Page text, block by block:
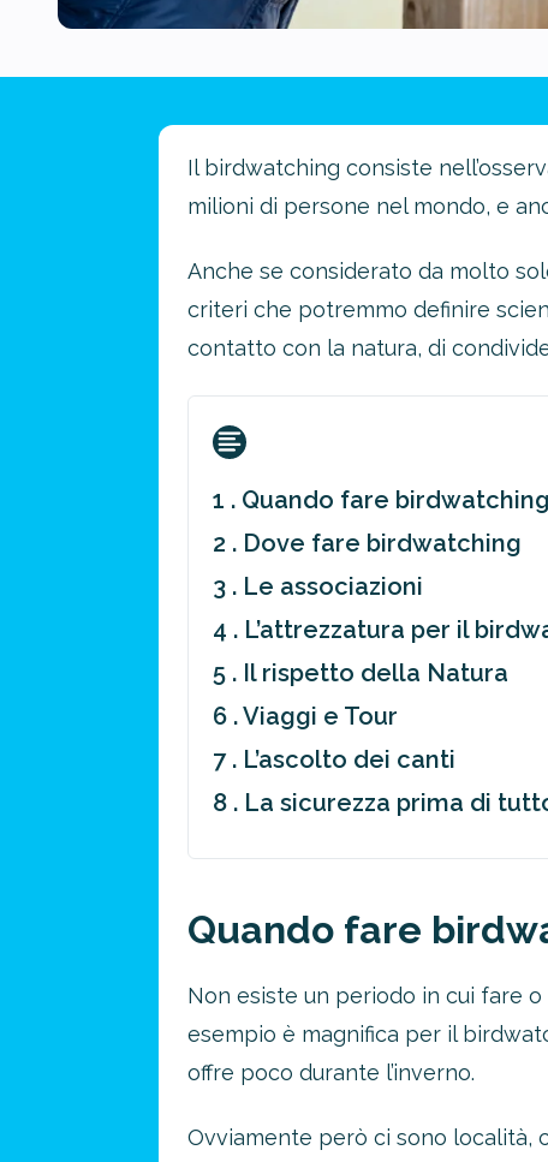
Il birdwatching consiste
milioni di persone nel mondo, e
Anche se considerato da molto
criteri che potremmo definire
contatto con la natura, di
1 . Quando fare birdwatching
2 . Dove fare birdwatching
3 . Le associazioni
4 . L’attrezzatura per il
5 . Il rispetto della Natura
6 . Viaggi e Tour
7 . L’ascolto dei canti
8 . La sicurezza prima di
Quando fare
Non esiste un periodo in cui fare
esempio è magnifica per il
offre poco durante l’inverno.
Ovviamente però ci sono località,